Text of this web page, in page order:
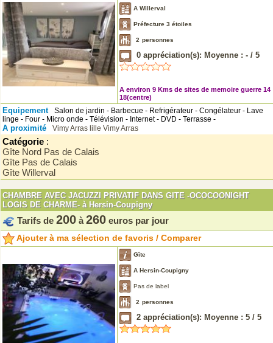
A Willerval
Préfecture 3 étoiles
2 personnes
0 appréciation(s): Moyenne : - / 5
A environ 9 Kms de sites de memoire guerre 14
18(centre)
Equipement
Salon de jardin - Barbecue - Refrigérateur - Congélateur - Lave
linge - Four - Micro onde - Télévision - Internet - DVD - Terrasse -
A proximité VimyArras lille VimyArras
Catégorie :
Gîte Nord Pas de Calais
Gîte Pas de Calais
Gîte Willerval
CHAMBRE AVEC JACUZZI PRIVATIF DANS GITE -OCOCOONIGHT
LOGIS DE CHARME- à Hersin-Coupigny
Tarifs de 200 à 260 euros par jour
Ajouter à ma sélection de favoris / Comparer
Gîte
A Hersin-Coupigny
Pas de label
2 personnes
2 appréciation(s): Moyenne : 5 / 5